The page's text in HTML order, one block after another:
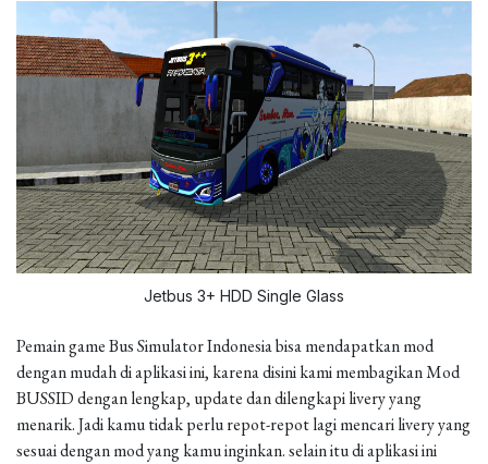
Jetbus 3+ HDD Single Glass
Pemain game Bus Simulator Indonesia bisa mendapatkan mod
dengan mudah di aplikasi ini, karena disini kami membagikan Mod
BUSSID dengan lengkap, update dan dilengkapi livery yang
menarik. Jadi kamu tidak perlu repot-repot lagi mencari livery yang
sesuai dengan mod yang kamu inginkan. selain itu di aplikasi ini